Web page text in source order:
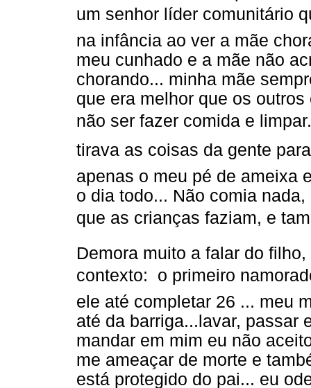
um senhor líder comunitário
na infância ao ver a mãe
meu cunhado e a mãe não
chorando... minha mãe
que era melhor que os
não ser fazer comida e
tirava as coisas da gente
apenas o meu pé de ameixa
o dia todo... Não comia
que as crianças faziam, e
Demora muito a falar do
contexto:  o primeiro
ele até completar 26 ... meu
até da barriga...lavar, passar
mandar em mim eu não
me ameaçar de morte e
está protegido do pai... eu